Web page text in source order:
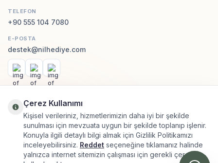
TELEFON
+90 555 104 7080
E-POSTA
destek@nilhediye.com
Facebook
InstagramWhatsApp
KATEGORILER
ÖNEMLI BILGILER
HIZLI ERIŞIM
Çerez Kullanımı
Kişisel verileriniz, hizmetlerimizin daha iyi bir şekilde
sunulması için mevzuata uygun bir şekilde toplanıp işlenir.
Konuyla ilgili detaylı bilgi almak için Gizlilik Politikamızı
inceleyebilirsiniz. Reddet seçeneğine tıklamanız halinde
yalnızca internet sitemizin çalışması için gerekli çerezler